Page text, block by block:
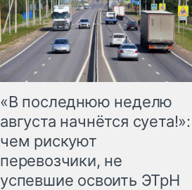
«В последнюю неделю
августа начнётся суета!»:
чем рискуют
перевозчики, не
успевшие освоить ЭТрН